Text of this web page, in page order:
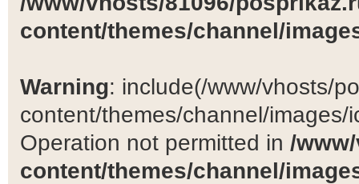
content/themes/channel/
Warning: include(/www/vhosts/
content/themes/channel/
Operation not permitted in /
content/themes/channel/